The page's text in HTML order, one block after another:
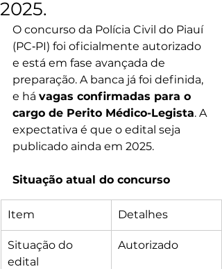
2025.
O concurso da Polícia Civil do Piauí
(PC‑PI) foi oficialmente autorizado
e está em fase avançada de
preparação. A banca já foi definida,
e há vagas confirmadas para o
cargo de Perito Médico-Legista. A
expectativa é que o edital seja
publicado ainda em 2025.
Situação atual do concurso
Item Detalhes
Situação do
edital
Autorizado